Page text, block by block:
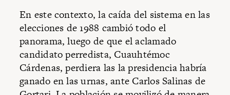
En este contexto, la caída del sistema en las
elecciones de 1988 cambió todo el
panorama, luego de que el aclamado
candidato perredista, Cuauhtémoc
Cárdenas, perdiera las la presidencia habría
ganado en las urnas, ante Carlos Salinas de